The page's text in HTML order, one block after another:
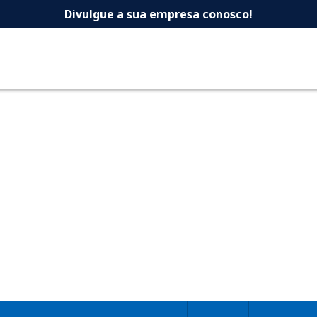
-Dicas
Divulgue a sua empresa conosco!